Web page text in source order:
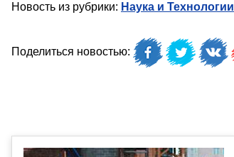
Новость из рубрики: Наука и Технологии
Поделиться новостью: